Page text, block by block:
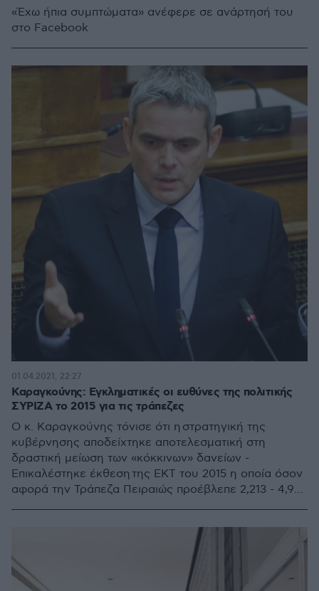
«Έχω ήπια συμπτώματα» ανέφερε σε ανάρτησή του
στο Facebook
Καραγκούνης: Εγκληματικές οι ευθύνες της πολιτικής
ΣΥΡΙΖΑ το 2015 για τις τράπεζες
Ο κ. Καραγκούνης τόνισε ότι η στρατηγική της
κυβέρνησης αποδείχτηκε αποτελεσματική στη
δραστική μείωση των «κόκκινων» δανείων -
Επικαλέστηκε έκθεση της ΕΚΤ του 2015 η οποία όσον
αφορά την Τράπεζα Πειραιώς προέβλεπε 2,213 - 4,933
01.04.2021, 22:27